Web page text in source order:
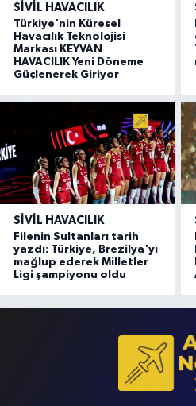
SIVIL HAVACILIK
Türkiye'nin Küresel
Havacılık Teknolojisi
Markası KEYVAN
HAVACILIK Yeni Döneme
Güçlenerek Giriyor
SIVIL HAVACILIK
Filenin Sultanları tarih
yazdı: Türkiye, Brezilya'yı
mağlup ederek Milletler
Ligi şampiyonu oldu